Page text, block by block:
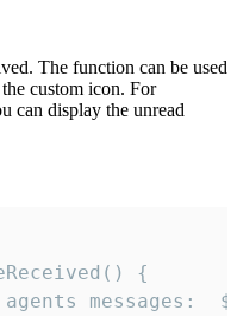
The function can be used
custom icon. For
can display the unread
{